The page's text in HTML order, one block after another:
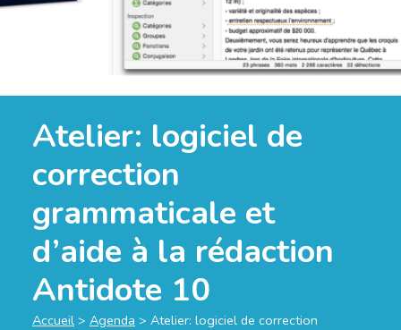
Atelier: logiciel de
correction
grammaticale et
d’aide à la rédaction
Antidote 10
Accueil > Agenda > Atelier: logiciel de correction